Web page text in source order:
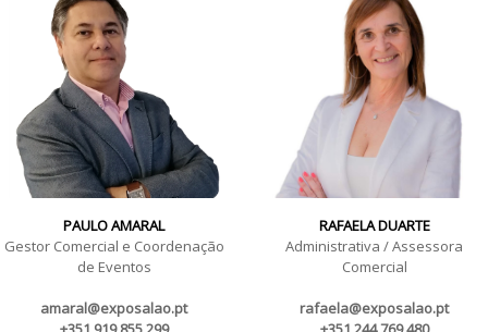
PAULO AMARAL
Gestor Comercial e Coordenação
de Eventos
amaral@exposalao.pt
RAFAELA DUARTE
Administrativa / Assessora
Comercial
rafaela@exposalao.pt